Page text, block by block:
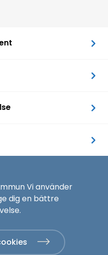
Vi använder
dig en bättre